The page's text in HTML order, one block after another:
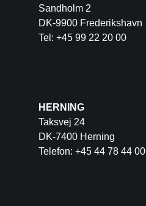
Sandholm 2
DK-9900 Frederikshavn
Tel: +45 99 22 20 00
HERNING
Taksvej 24
DK-7400 Herning
Telefon: +45 44 78 44 00